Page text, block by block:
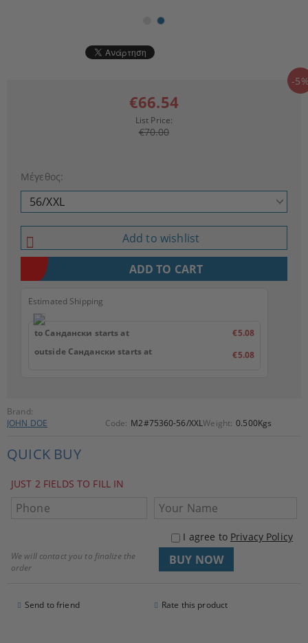
Brand:
JOHN DOE
Code: M2#75360-56/XXLWeight: 0.500Kgs
QUICK BUY
JUST 2 FIELDS TO FILL IN
I agree to Privacy Policy
We will contact you to finalize the
order
Send to friend Rate this product
-
€66.54
List Price:
€70.00
Μέγεθος:
Add to wishlist
Estimated Shipping
to Сандански starts at
€5.08
outside Сандански starts at
€5.08